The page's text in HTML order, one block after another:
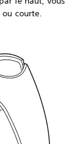
courte.